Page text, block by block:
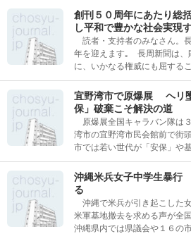
創刊５０周年にあたり総
し平和で豊かな社会実現
読者・支持者のみなさん。
年を迎えます｡ 長周新聞は、
に、いかなる権威にも屈する
宜野湾市で原爆展 ヘリ
保」破棄こそ解決の道
原爆展全国キャラバン隊は
湾市の宜野湾市民会館前で街
市では若い世代が「安保」や
沖縄米兵女子中学生暴行
る
沖縄で米兵が引き起こした
米軍基地撤去を求める声が全
沖縄県内では県議会や１６の